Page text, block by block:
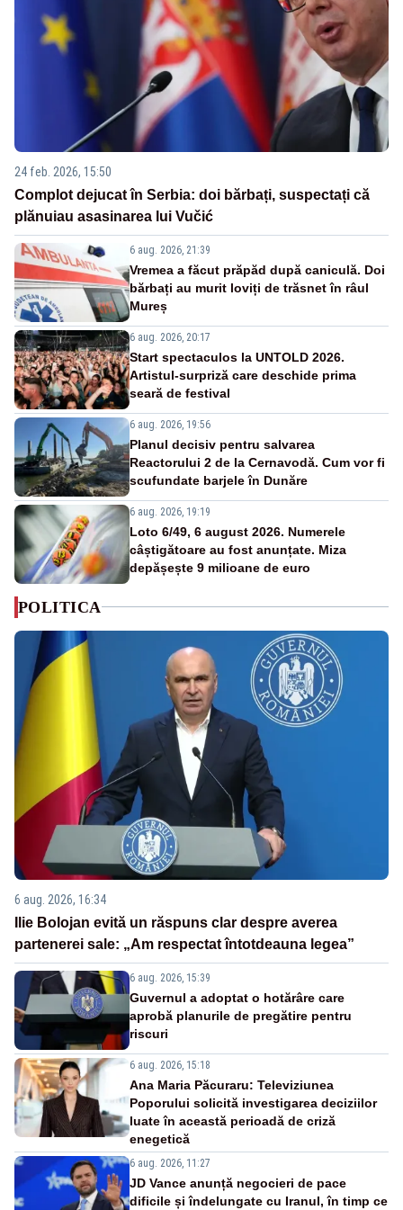
24 feb. 2026, 15:50
Complot dejucat în Serbia: doi bărbați, suspectați că
plănuiau asasinarea lui Vučić
6 aug. 2026, 21:39
Vremea a făcut prăpăd după caniculă. Doi
bărbați au murit loviți de trăsnet în râul
Mureș
6 aug. 2026, 20:17
Start spectaculos la UNTOLD 2026.
Artistul-surpriză care deschide prima
seară de festival
6 aug. 2026, 19:56
Planul decisiv pentru salvarea
Reactorului 2 de la Cernavodă. Cum vor fi
scufundate barjele în Dunăre
6 aug. 2026, 19:19
Loto 6/49, 6 august 2026. Numerele
câștigătoare au fost anunțate. Miza
depășește 9 milioane de euro
POLITICA
6 aug. 2026, 16:34
Ilie Bolojan evită un răspuns clar despre averea
partenerei sale: „Am respectat întotdeauna legea”
6 aug. 2026, 15:39
Guvernul a adoptat o hotărâre care
aprobă planurile de pregătire pentru
riscuri
6 aug. 2026, 15:18
Ana Maria Păcuraru: Televiziunea
Poporului solicită investigarea deciziilor
luate în această perioadă de criză
enegetică
6 aug. 2026, 11:27
JD Vance anunță negocieri de pace
dificile și îndelungate cu Iranul, în timp ce